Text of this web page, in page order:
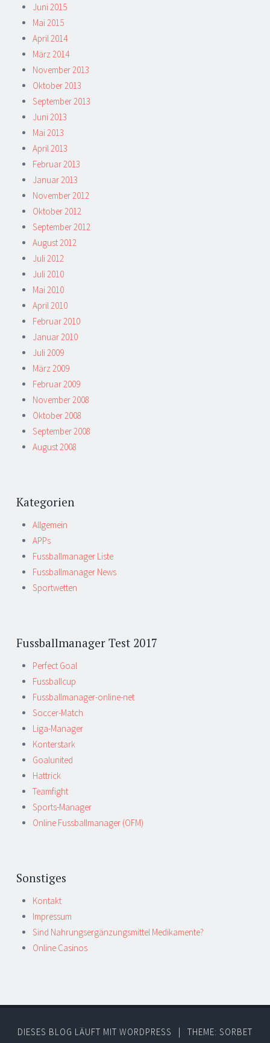
Juni 2015
Mai 2015
April 2014
März 2014
November 2013
Oktober 2013
September 2013
Juni 2013
Mai 2013
April 2013
Februar 2013
Januar 2013
November 2012
Oktober 2012
September 2012
August 2012
Juli 2012
Juli 2010
Mai 2010
April 2010
Februar 2010
Januar 2010
Juli 2009
März 2009
Februar 2009
November 2008
Oktober 2008
September 2008
August 2008
Kategorien
Allgemein
APPs
Fussballmanager Liste
Fussballmanager News
Sportwetten
Fussballmanager Test 2017
Perfect Goal
Fussballcup
Fussballmanager-online-net
Soccer-Match
Liga-Manager
Konterstark
Goalunited
Hattrick
Teamfight
Sports-Manager
Online Fussballmanager (OFM)
Sonstiges
Kontakt
Impressum
Sind Nahrungsergänzungsmittel Medikamente?
Online Casinos
DIESES BLOG LÄUFT MIT WORDPRESS |
THEME: SORBET